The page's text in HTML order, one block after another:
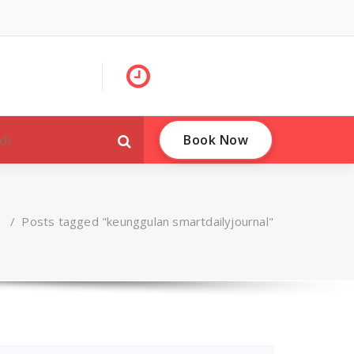
Book Now
/ Posts tagged "keunggulan smartdailyjournal"